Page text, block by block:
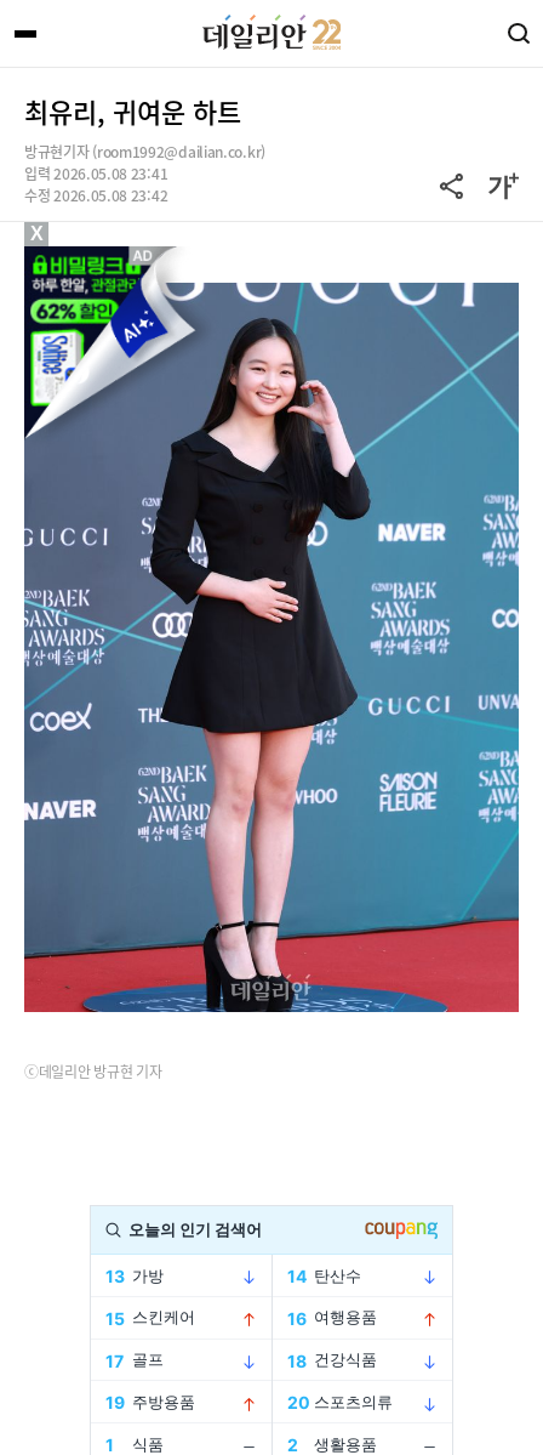
최유리, 귀여운 하트
방규현기자 (room1992@dailian.co.kr)
입력 2026.05.08 23:41
수정 2026.05.08 23:42
ⓒ데일리안 방규현 기자
X